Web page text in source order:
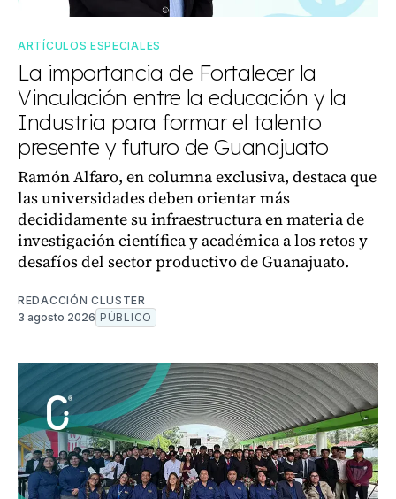
ARTÍCULOS ESPECIALES
La importancia de Fortalecer la
Vinculación entre la educación y la
Industria para formar el talento
presente y futuro de Guanajuato
Ramón Alfaro, en columna exclusiva, destaca que
las universidades deben orientar más
decididamente su infraestructura en materia de
investigación científica y académica a los retos y
desafíos del sector productivo de Guanajuato.
REDACCIÓN CLUSTER
3 agosto 2026 PÚBLICO